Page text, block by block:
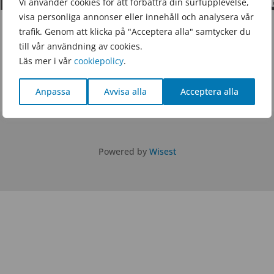
visa personliga annonser eller innehåll och analysera vår
trafik. Genom att klicka på "Acceptera alla" samtycker du
till vår användning av cookies.
Läs mer i vår cookiepolicy.
Anpassa Avvisa alla Acceptera alla
TEL.0140 – 659 60
Powered by Wisest